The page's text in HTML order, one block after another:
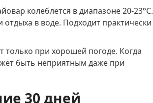
колеблется в диапазоне 20-23°C.
в воде. Подходит практически
только при хорошей погоде. Когда
быть неприятным даже при
30 дней